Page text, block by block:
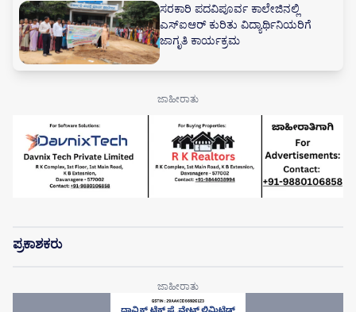
ಸರಕಾರಿ ಪದವಿಪೂರ್ವ ಕಾಲೇಜಿನಲ್ಲಿ
ಎಸ್‌ಐಆರ್ ಕುರಿತು ವಿದ್ಯಾರ್ಥಿನಿಯರಿಗೆ
ಜಾಗೃತಿ ಕಾರ್ಯಕ್ರಮ
ಪ್ರಕಾಶಕರು